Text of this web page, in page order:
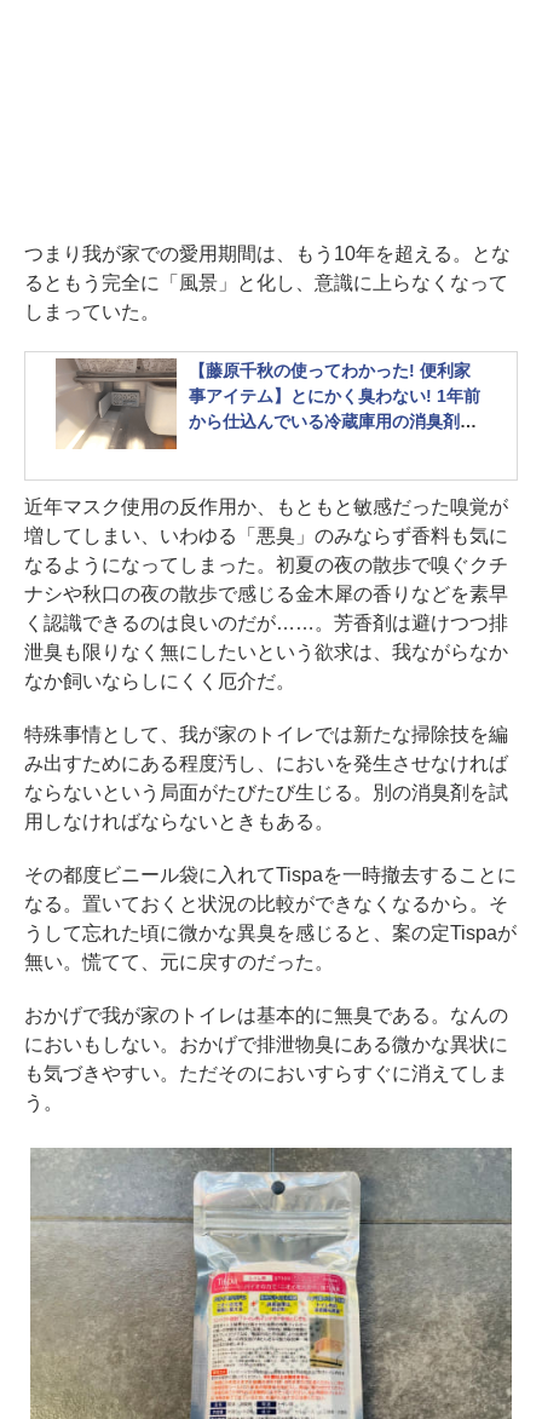
つまり我が家での愛用期間は、もう10年を超える。とな
るともう完全に「風景」と化し、意識に上らなくなって
しまっていた。
【藤原千秋の使ってわかった! 便利家
事アイテム】とにかく臭わない! 1年前
から仕込んでいる冷蔵庫用の消臭剤が
近年マスク使用の反作用か、もともと敏感だった嗅覚が
増してしまい、いわゆる「悪臭」のみならず香料も気に
なるようになってしまった。初夏の夜の散歩で嗅ぐクチ
ナシや秋口の夜の散歩で感じる金木犀の香りなどを素早
く認識できるのは良いのだが……。芳香剤は避けつつ排
泄臭も限りなく無にしたいという欲求は、我ながらなか
なか飼いならしにくく厄介だ。
特殊事情として、我が家のトイレでは新たな掃除技を編
み出すためにある程度汚し、においを発生させなければ
ならないという局面がたびたび生じる。別の消臭剤を試
用しなければならないときもある。
その都度ビニール袋に入れてTispaを一時撤去することに
なる。置いておくと状況の比較ができなくなるから。そ
うして忘れた頃に微かな異臭を感じると、案の定Tispaが
無い。慌てて、元に戻すのだった。
おかげで我が家のトイレは基本的に無臭である。なんの
においもしない。おかげで排泄物臭にある微かな異状に
も気づきやすい。ただそのにおいすらすぐに消えてしま
う。